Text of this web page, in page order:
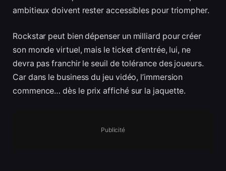
ambitieux doivent rester accessibles pour triompher.
Rockstar peut bien dépenser un milliard pour créer
son monde virtuel, mais le ticket d’entrée, lui, ne
devra pas franchir le seuil de tolérance des joueurs.
Car dans le business du jeu vidéo, l’immersion
commence… dès le prix affiché sur la jaquette.
Publicité